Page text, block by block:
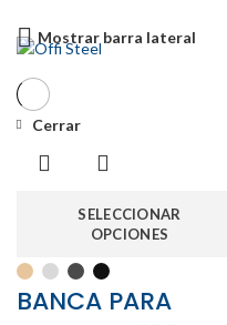
Mostrar barra lateral
SELECCIONAR
OPCIONES
Cerrar
BANCA PARA